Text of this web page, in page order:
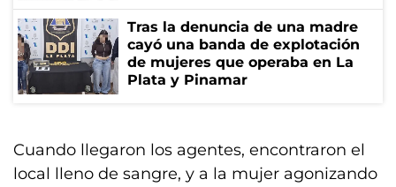
Tras la denuncia de una madre
cayó una banda de explotación
de mujeres que operaba en La
Plata y Pinamar
Cuando llegaron los agentes, encontraron el
local lleno de sangre, y a la mujer agonizando